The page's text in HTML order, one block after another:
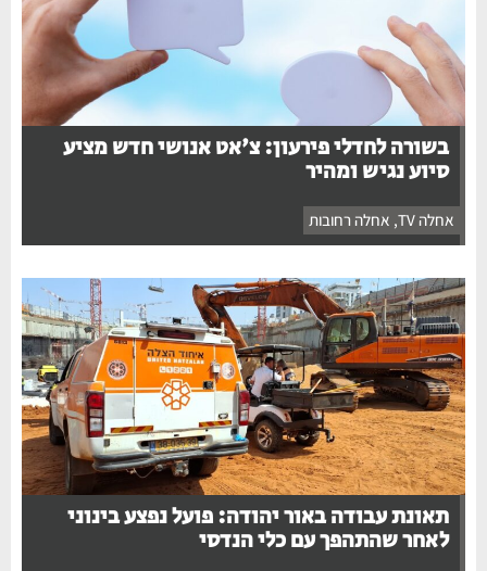
בשורה לחדלי פירעון: צ'אט אנושי חדש מציע
סיוע נגיש ומהיר
אחלה TV , אחלה רחובות
תאונת עבודה באור יהודה: פועל נפצע בינוני
לאחר שהתהפך עם כלי הנדסי